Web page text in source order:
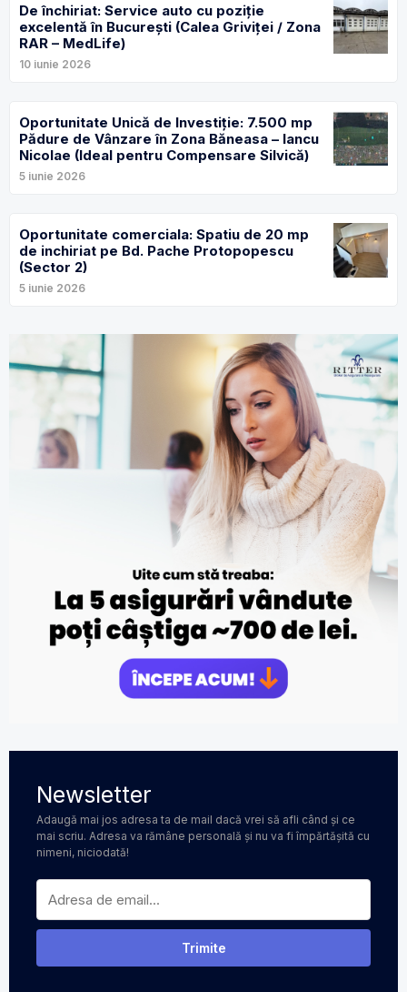
De închiriat: Service auto cu poziție
excelentă în București (Calea Griviței / Zona
RAR – MedLife)
10 iunie 2026
Oportunitate Unică de Investiție: 7.500 mp
Pădure de Vânzare în Zona Băneasa – Iancu
Nicolae (Ideal pentru Compensare Silvică)
5 iunie 2026
Oportunitate comerciala: Spatiu de 20 mp
de inchiriat pe Bd. Pache Protopopescu
(Sector 2)
5 iunie 2026
Newsletter
Adaugă mai jos adresa ta de mail dacă vrei să afli când și ce
mai scriu. Adresa va rămâne personală și nu va fi împărtășită cu
nimeni, niciodată!